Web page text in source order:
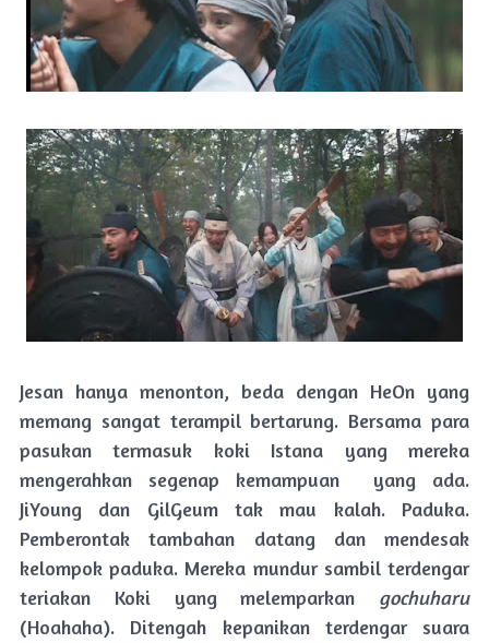
Jesan hanya menonton, beda dengan HeOn yang
memang sangat terampil bertarung. Bersama para
pasukan termasuk koki Istana yang mereka
mengerahkan segenap kemampuan yang ada.
JiYoung dan GilGeum tak mau kalah. Paduka.
Pemberontak tambahan datang dan mendesak
kelompok paduka. Mereka mundur sambil terdengar
teriakan Koki yang melemparkan gochuharu
(Hoahaha). Ditengah kepanikan terdengar suara